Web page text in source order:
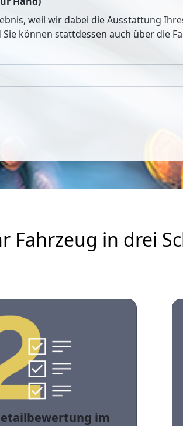
weil wir dabei die Ausstattung
können stattdessen auch über die
Fahrzeug in drei
im